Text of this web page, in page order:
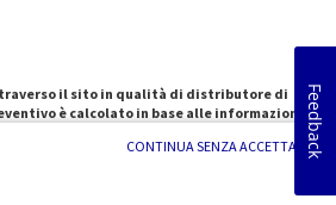
CONTINUA SENZA ACCETTARE
il sito in qualità di distributore di
è calcolato in base alle informazioni
del profilo di rischio e della relativa
non fornite o non corrispondenti alla realtà
del contratto, la riduzione
Feedback